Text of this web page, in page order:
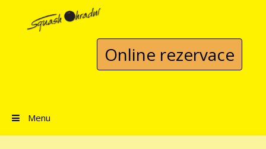
Přeskočit na obsah
Online rezervace
Menu